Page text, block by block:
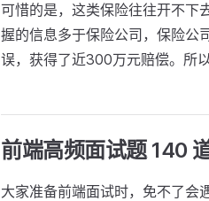
可惜的是，这类保险往往开不下
握的信息多于保险公司，保险公
误，获得了近300万元赔偿。所
前端高频面试题 140
大家准备前端面试时，免不了会